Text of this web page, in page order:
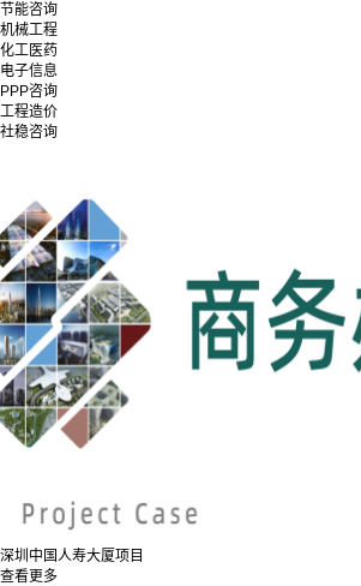
节能咨询
机械工程
化工医药
电子信息
PPP咨询
工程造价
社稳咨询
深圳中国人寿大厦项目
查看更多